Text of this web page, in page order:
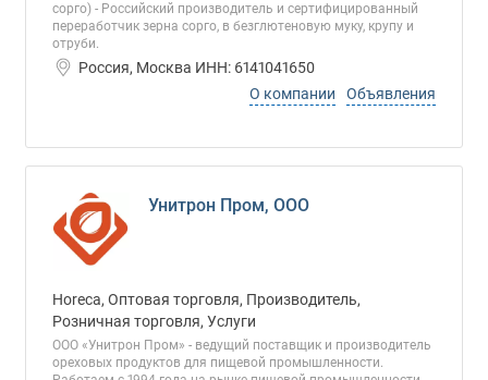
сорго) - Российский производитель и сертифицированный
переработчик зерна сорго, в безглютеновую муку, крупу и
отруби.
Россия, Москва ИНН: 6141041650
О компании
Объявления
Унитрон Пром, ООО
Horeca, Оптовая торговля, Производитель,
Розничная торговля, Услуги
ООО «Унитрон Пром» - ведущий поставщик и производитель
ореховых продуктов для пищевой промышленности.